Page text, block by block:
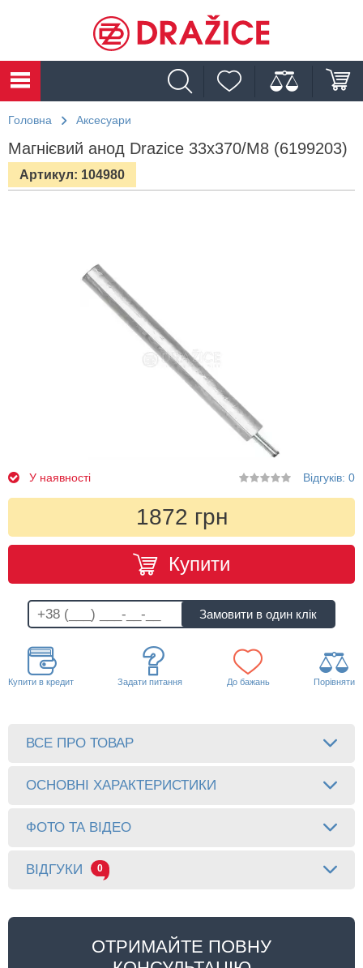
Головна Аксесуари
Магнієвий анод Drazice 33х370/М8 (6199203)
Артикул: 104980
У наявності Відгуків: 0
1872 грн
Купити
Купити в кредит Задати питання До бажань Порівняти
ВСЕ ПРО ТОВАР
ОСНОВНІ ХАРАКТЕРИСТИКИ
ФОТО ТА ВІДЕО
ВІДГУКИ 0
ОТРИМАЙТЕ ПОВНУ